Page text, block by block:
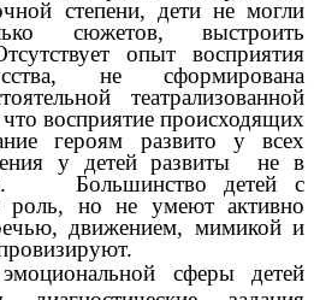
степени, дети не могли
сюжетов, выстроить
опыт восприятия
не сформирована
театрализованной
что восприятие происходящих
героям развито у всех
у детей развиты не в
Большинство детей с
роль, но не умеют активно
движением, мимикой и
сферы детей